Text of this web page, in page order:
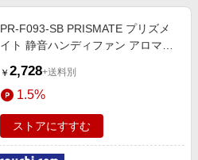
PR-F093-SB PRISMATE プリズメ
イト 静音ハンディファン アロマト
￥ 2,728+送料別
1.5%
ストアにすすむ